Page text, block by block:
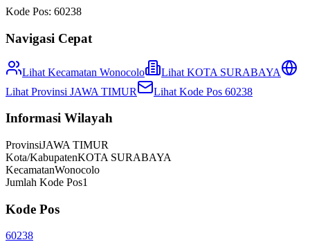
Kode Pos: 60238
Navigasi Cepat
Lihat Kecamatan Wonocolo Lihat KOTA SURABAYA
Lihat Provinsi JAWA TIMUR Lihat Kode Pos 60238
Informasi Wilayah
ProvinsiJAWA TIMUR
Kota/KabupatenKOTA SURABAYA
KecamatanWonocolo
Jumlah Kode Pos1
Kode Pos
60238